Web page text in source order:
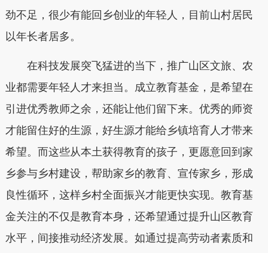
劲不足，很少有能回乡创业的年轻人，目前山村居民
以年长者居多。
在科技发展突飞猛进的当下，推广山区文旅、农
业都需要年轻人才来担当。成立教育基金，是希望在
引进优秀教师之余，还能让他们留下来。优秀的师资
才能留住好的生源，好生源才能给乡镇培育人才带来
希望。而这些从本土获得教育的孩子，更愿意回到家
乡参与乡村建设，帮助家乡的教育、宣传家乡，形成
良性循环，这样乡村全面振兴才能更快实现。教育基
金关注的不仅是教育本身，还希望通过提升山区教育
水平，间接推动经济发展。如通过提高劳动者素质和